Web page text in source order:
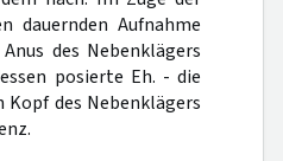
dauernden Aufnahme
des Nebenklägers
posierte Eh. - die
Kopf des Nebenklägers